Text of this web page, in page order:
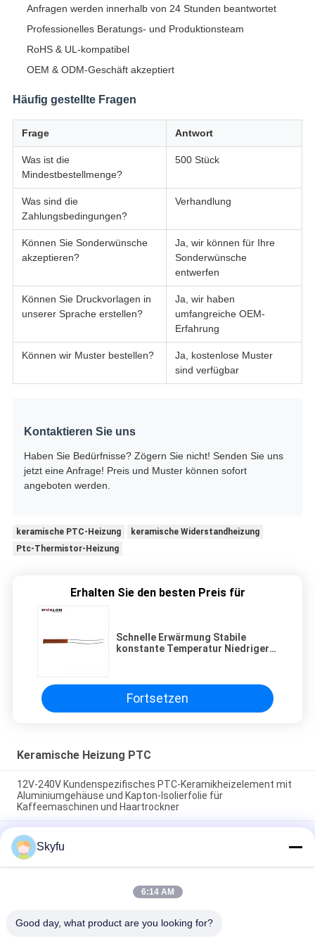
Anfragen werden innerhalb von 24 Stunden beantwortet
Professionelles Beratungs- und Produktionsteam
RoHS & UL-kompatibel
OEM & ODM-Geschäft akzeptiert
Häufig gestellte Fragen
Frage Antwort
Was ist die
Mindestbestellmenge?
500 Stück
Was sind die
Zahlungsbedingungen?
Verhandlung
Können Sie Sonderwünsche
akzeptieren?
Ja, wir können für Ihre
Sonderwünsche
entwerfen
Können Sie Druckvorlagen in
unserer Sprache erstellen?
Ja, wir haben
umfangreiche OEM-
Erfahrung
Können wir Muster bestellen?
Ja, kostenlose Muster
sind verfügbar
Kontaktieren Sie uns
Haben Sie Bedürfnisse? Zögern Sie nicht! Senden Sie uns
jetzt eine Anfrage! Preis und Muster können sofort
angeboten werden.
keramische PTC-Heizung
keramische Widerstandheizung
Ptc-Thermistor-Heizung
Erhalten Sie den besten Preis für
Schnelle Erwärmung Stabile
konstante Temperatur Niedriger
Haareisen und Straightener
Fortsetzen
Keramische Heizung PTC
12V-240V Kundenspezifisches PTC-Keramikheizelement mit
Aluminiumgehäuse und Kapton-Isolierfolie für
Kaffeemaschinen und Haartrockner
Automatische konstante Temperatur Schnelle Erwärmung
Energieeinsparung PTC Keramik Heizschraube für
Haargelenker und Flachstahl
Aluminiumgehäuse PTC Heizungselement Polyimidfilm
Isolierung Selbstkonstante Temperatur Keramikheizung für
Skyfu
6:14 AM
Good day, what product are you looking for?